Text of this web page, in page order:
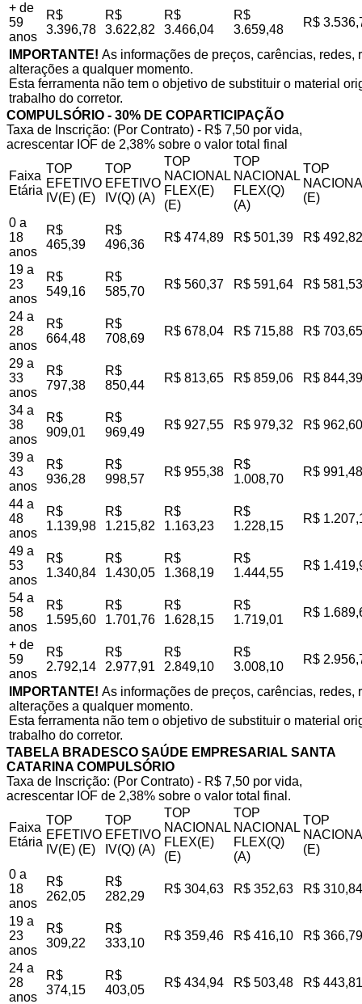
+ de
59
anos
R$
3.396,78
R$
3.622,82
R$
3.466,04
R$
3.659,48
R$
IMPORTANTE! As informações de preços, carências,
alterações a qualquer momento.
Esta ferramenta não tem o objetivo de substituir o material
trabalho do corretor.
COMPULSÓRIO - 30% DE COPARTICIPAÇÃO
Taxa de Inscrição: (Por Contrato) - R$ 7,50 por vida,
acrescentar IOF de 2,38% sobre o valor total final
Faixa
Etária
TOP
EFETIVO
IV(E) (E)
TOP
EFETIVO
IV(Q) (A)
TOP
NACIONAL
FLEX(E)
(E)
TOP
NACIONAL
FLEX(Q)
(A)
TOP
(E)
0 a
18
anos
R$
465,39
R$
496,36
R$ 474,89 R$ 501,39 R$ 492,82
19 a
23
anos
R$
549,16
R$
585,70
R$ 560,37 R$ 591,64 R$ 581,53
24 a
28
anos
R$
664,48
R$
708,69
R$ 678,04 R$ 715,88 R$ 703,65
29 a
33
anos
R$
797,38
R$
850,44
R$ 813,65 R$ 859,06 R$ 844,39
34 a
38
anos
R$
909,01
R$
969,49
R$ 927,55 R$ 979,32 R$ 962,60
39 a
43
anos
R$
936,28
R$
998,57
R$ 955,38
R$
1.008,70
R$ 991,48
44 a
48
anos
R$
1.139,98
R$
1.215,82
R$
1.163,23
R$
1.228,15
R$
49 a
53
anos
R$
1.340,84
R$
1.430,05
R$
1.368,19
R$
1.444,55
R$
54 a
58
anos
R$
1.595,60
R$
1.701,76
R$
1.628,15
R$
1.719,01
R$
+ de
59
anos
R$
2.792,14
R$
2.977,91
R$
2.849,10
R$
3.008,10
R$
IMPORTANTE! As informações de preços, carências,
alterações a qualquer momento.
Esta ferramenta não tem o objetivo de substituir o material
trabalho do corretor.
TABELA BRADESCO SAÚDE EMPRESARIAL SANTA
CATARINA COMPULSÓRIO
Taxa de Inscrição: (Por Contrato) - R$ 7,50 por vida,
acrescentar IOF de 2,38% sobre o valor total final.
Faixa
Etária
TOP
EFETIVO
IV(E) (E)
TOP
EFETIVO
IV(Q) (A)
TOP
NACIONAL
FLEX(E)
(E)
TOP
NACIONAL
FLEX(Q)
(A)
TOP
(E)
0 a
18
anos
R$
262,05
R$
282,29
R$ 304,63 R$ 352,63 R$ 310,84
19 a
23
anos
R$
309,22
R$
333,10
R$ 359,46 R$ 416,10 R$ 366,79
24 a
28
anos
R$
374,15
R$
403,05
R$ 434,94 R$ 503,48 R$ 443,81